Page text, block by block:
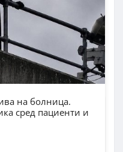
на болница.
сред пациенти и